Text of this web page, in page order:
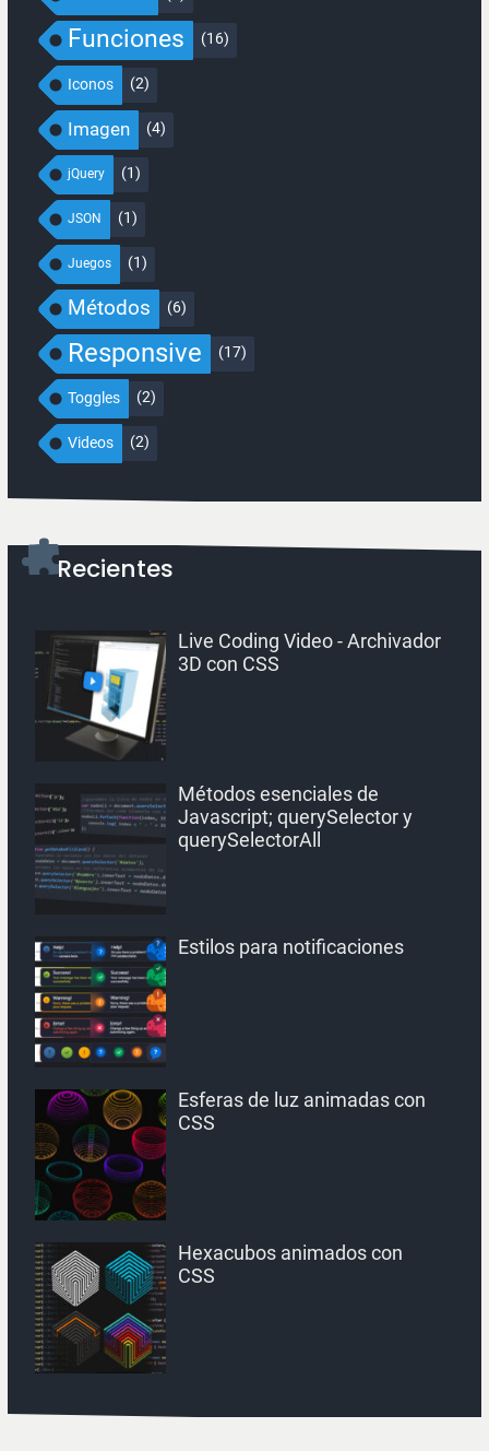
Funciones (16)
Iconos (2)
Imagen (4)
jQuery (1)
JSON (1)
Juegos (1)
Métodos (6)
Responsive (17)
Toggles (2)
Videos (2)
Recientes
Live Coding Video - Archivador
3D con CSS
Métodos esenciales de
Javascript; querySelector y
querySelectorAll
Estilos para notificaciones
Esferas de luz animadas con
CSS
Hexacubos animados con
CSS